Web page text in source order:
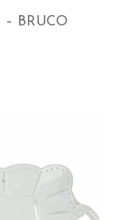
– BRUCO